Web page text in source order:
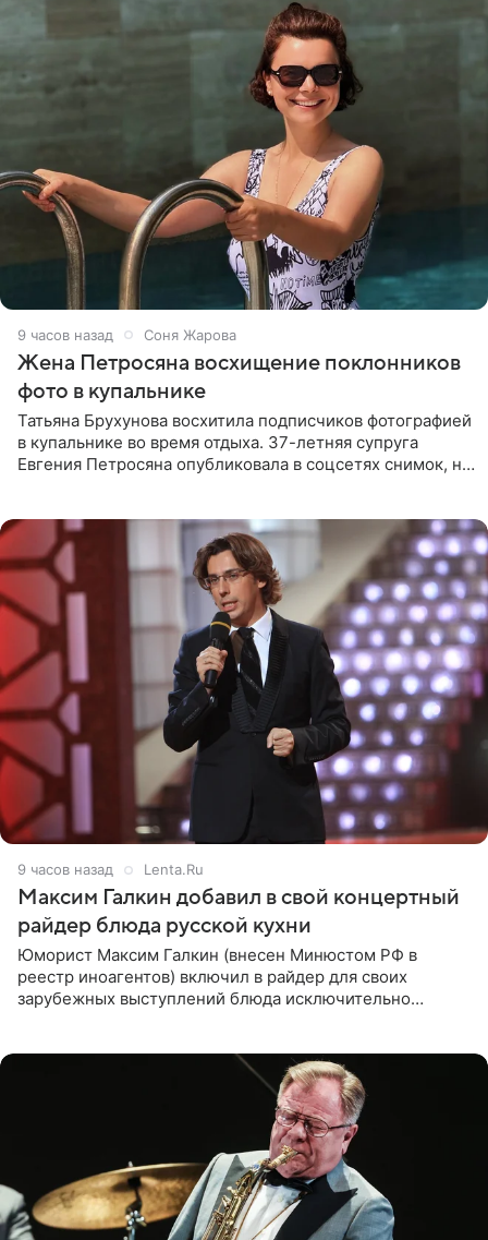
9 часов назад Соня Жарова
Жена Петросяна восхищение поклонников
фото в купальнике
Татьяна Брухунова восхитила подписчиков фотографией
в купальнике во время отдыха. 37-летняя супруга
Евгения Петросяна опубликовала в соцсетях снимок, на
9 часов назад Lenta.Ru
Максим Галкин добавил в свой концертный
райдер блюда русской кухни
Юморист Максим Галкин (внесен Минюстом РФ в
реестр иноагентов) включил в райдер для своих
зарубежных выступлений блюда исключительно